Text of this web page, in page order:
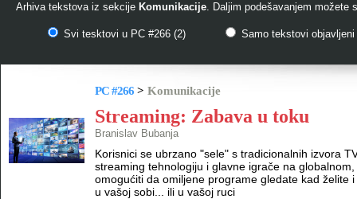
Arhiva tekstova iz sekcije Komunikacije. Daljim podešavanjem možete
Svi tesktovi u PC #266 (2) Samo tekstovi objavljeni
PC #266 > Komunikacije
Streaming: Zabava u toku
Branislav Bubanja
Korisnici se ubrzano "sele" s tradicionalnih izvora
streaming tehnologiju i glavne igrače na
omogućiti da omiljene programe gledate kad želite
u vašoj sobi... ili u vašoj ruci